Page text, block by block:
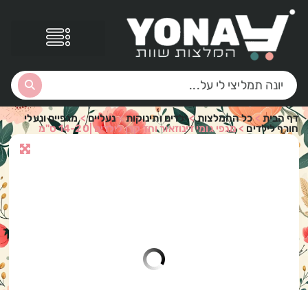
דף הבית>כל ההמלצות>ילדים ותינוקות>נעליים>מגפיים ונעלי
חורף לילדים >מגפי גומי דינוזאור וחד קרן לילדים |14-20 ס"מ